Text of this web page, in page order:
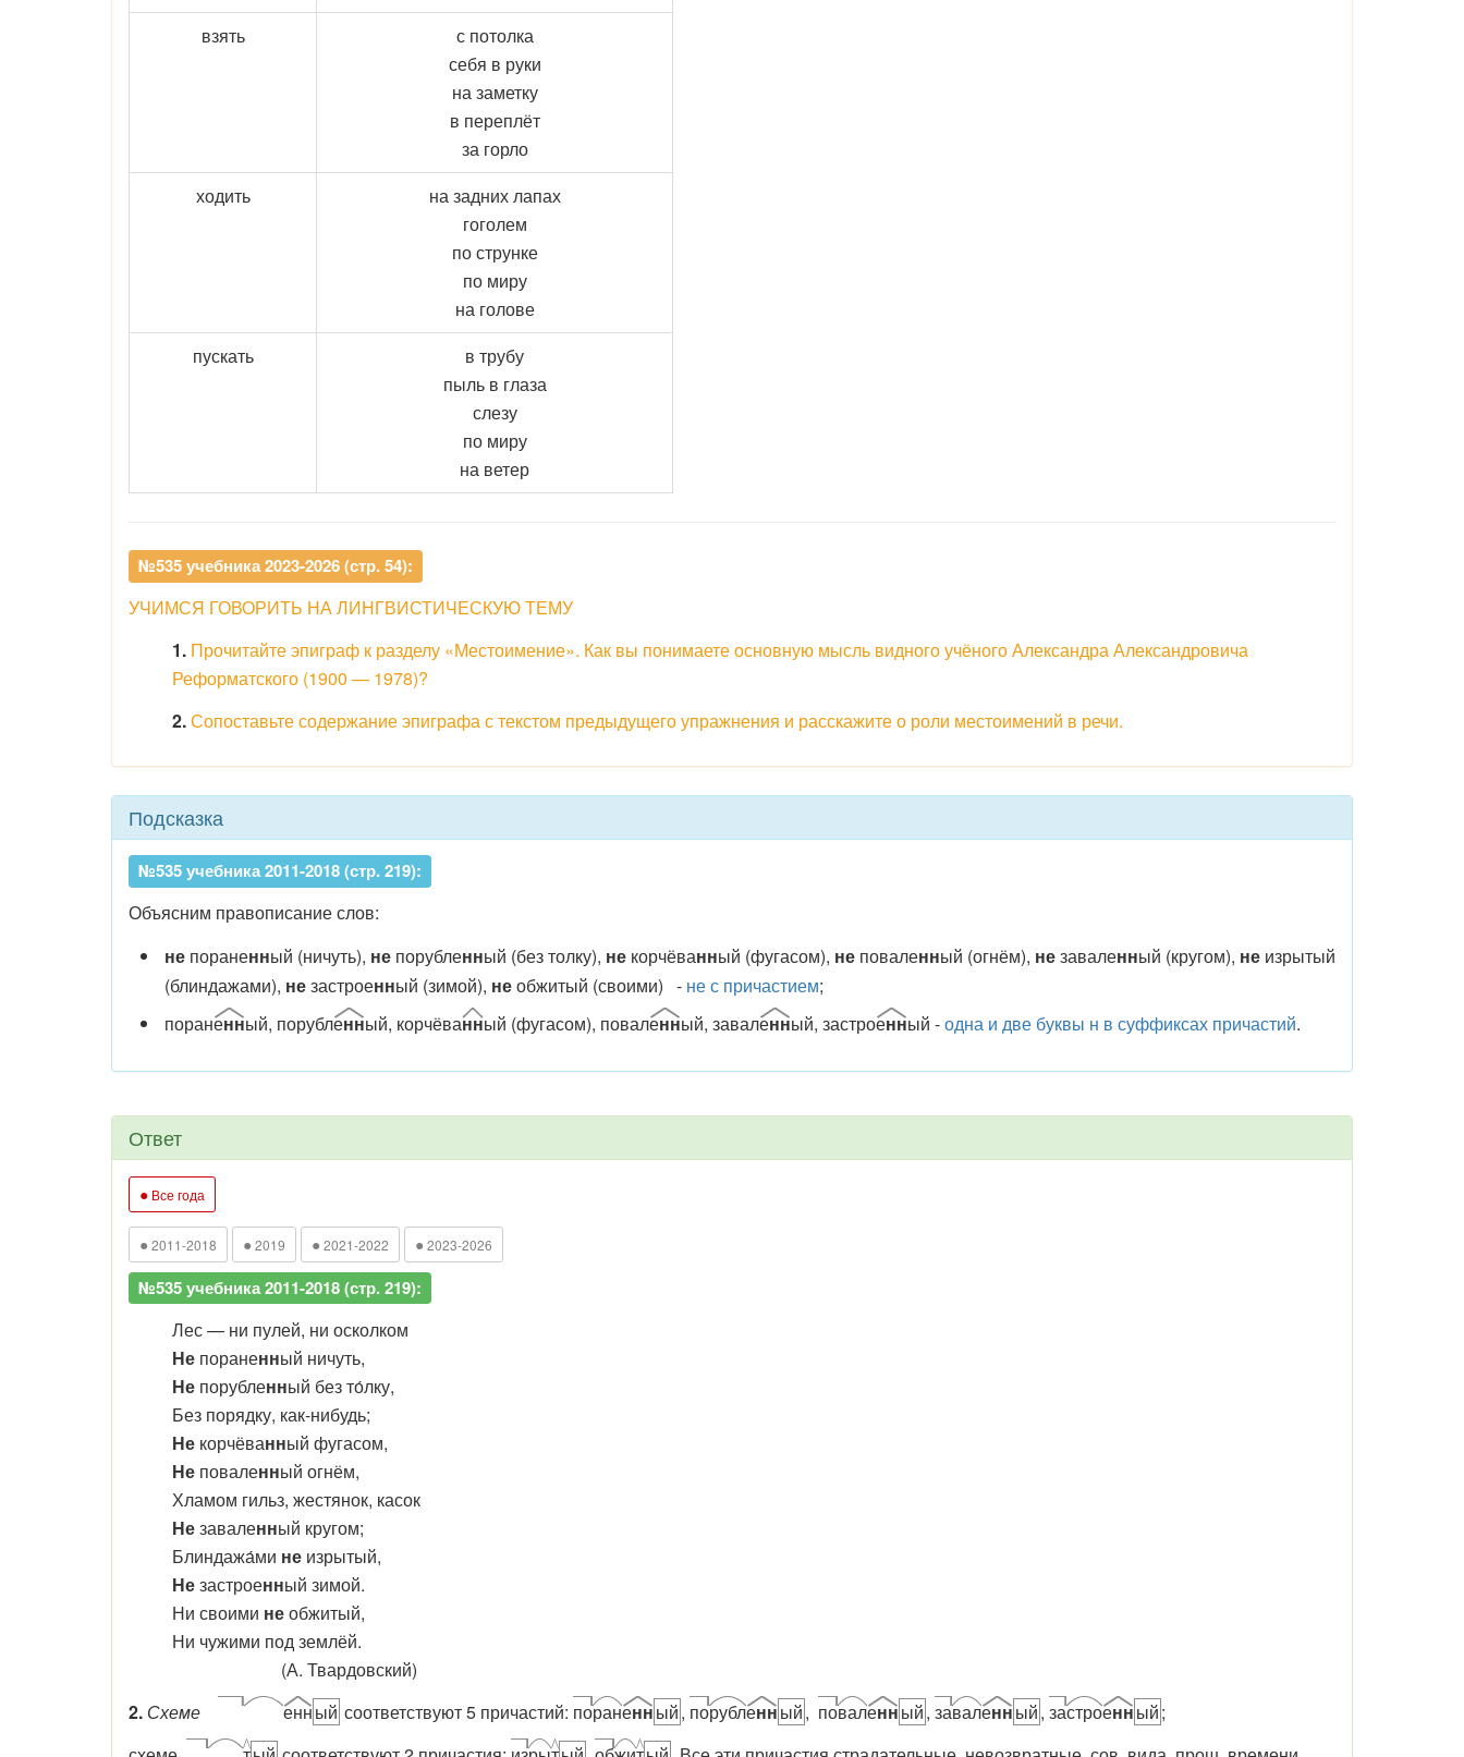
взять
с потолка
себя в руки
на заметку
в переплёт
за горло
ходить
на задних лапах
гоголем
по струнке
по миру
на голове
пускать
в трубу
пыль в глаза
слезу
по миру
на ветер
№535 учебника 2023-2026 (стр. 54):
УЧИМСЯ ГОВОРИТЬ НА ЛИНГВИСТИЧЕСКУЮ ТЕМУ
1. Прочитайте эпиграф к разделу «Местоимение». Как вы понимаете основную мысль видного учёного Александра Александровича
Реформатского (1900 — 1978)?
2.Сопоставьте содержание эпиграфа с текстом предыдущего упражнения и расскажите о роли местоимений в речи.
Подсказка
№535 учебника 2011-2018 (стр. 219):
Объясним правописание слов:
непораненный (ничуть), непорубленный (без толку), не корчёванный (фугасом), неповаленный (огнём), незаваленный (кругом), не изрытый
(блиндажами), незастроенный (зимой), необжитый (своими) - не с причастием;
пораненный, порубленный, корчёванный (фугасом), поваленный, заваленный, застроенный -одна и две буквы н в суффиксах причастий.
Ответ
● Все года
● 2011-2018 ● 2019 ● 2021-2022 ● 2023-2026
№535 учебника 2011-2018 (стр. 219):
Лес — ни пулей, ни осколком
Не пораненный ничуть,
Не порубленный без то́лку,
Без порядку, как-нибудь;
Не корчёванный фугасом,
Не поваленный огнём,
Хламом гильз, жестянок, касок
Незаваленный кругом;
Блиндажа́ми не изрытый,
Незастроенный зимой.
Ни своими необжитый,
Ни чужими под землёй.
(А. Твардовский)
2. Схеме енный соответствуют 5 причастий: пораненный, порубленный, поваленный, заваленный, застроенный;